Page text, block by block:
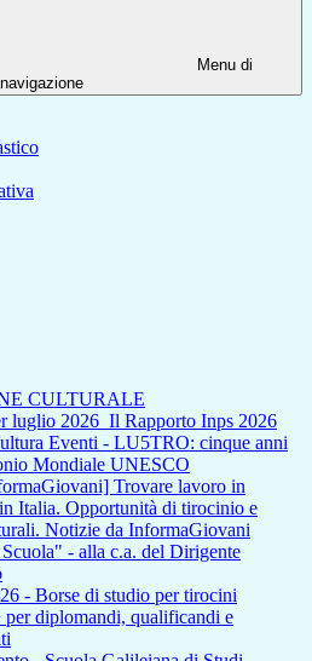
Menu di
navigazione
CULTURALE
luglio 2026_Il Rapporto Inps 2026
Eventi - LU5TRO: cinque anni
Mondiale UNESCO
Trovare lavoro in
Italia. Opportunità di tirocinio e
Notizie da InformaGiovani
Scuola" - alla c.a. del Dirigente
- Borse di studio per tirocini
per diplomandi, qualificandi e